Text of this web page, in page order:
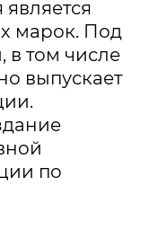
марок. Под
том числе
выпускает
по